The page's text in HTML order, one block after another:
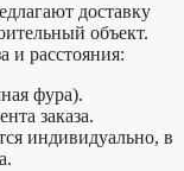
доставку
объект.
и расстояния:
фура).
заказа.
индивидуально, в